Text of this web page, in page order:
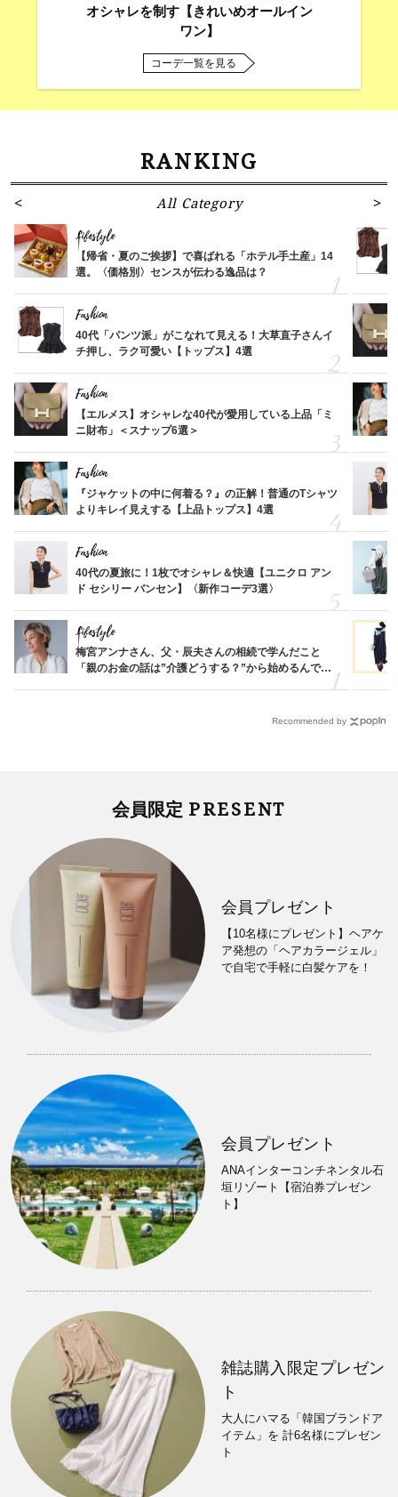
オシャレを制す【きれいめオールイン
ワン】
コーデ一覧を見る
RANKING
All Category
Lifestyle
【帰省・夏のご挨拶】で喜ばれる「ホテル手土産」14
選。〈価格別〉センスが伝わる逸品は？
Fashion
40代「パンツ派」がこなれて見える！大草直子さんイ
チ押し、ラク可愛い【トップス】4選
Fashion
【エルメス】オシャレな40代が愛用している上品「ミ
ニ財布」＜スナップ6選＞
Fashion
『ジャケットの中に何着る？』の正解！普通のTシャツ
よりキレイ見えする【上品トップス】4選
Fashion
40代の夏旅に！1枚でオシャレ＆快適【ユニクロ アン
ド セシリー バンセン】〈新作コーデ3選〉
Lifestyle
梅宮アンナさん、父・辰夫さんの相続で学んだこと
「親のお金の話は”介護どうする？”から始めるんで
Recommended by
会員限定 PRESENT
会員プレゼント
【10名様にプレゼント】ヘアケ
ア発想の「ヘアカラージェル」
で自宅で手軽に白髪ケアを！
会員プレゼント
ANAインターコンチネンタル石
垣リゾート【宿泊券プレゼン
ト】
雑誌購入限定プレゼン
ト
大人にハマる「韓国ブランドア
イテム」を 計6名様にプレゼン
ト